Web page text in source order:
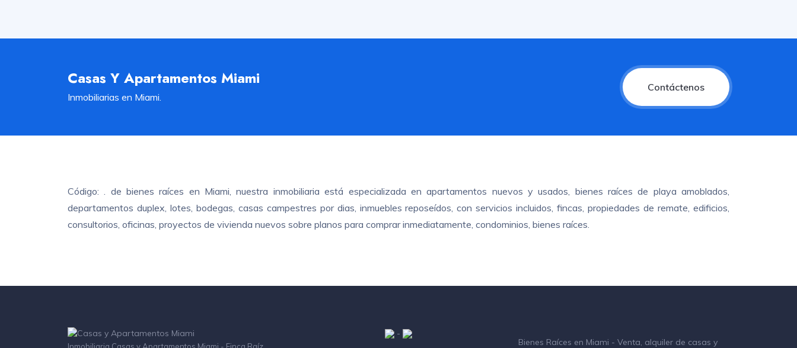
Casas Y Apartamentos Miami
Inmobiliarias en Miami.
Contáctenos
Código: . de bienes raíces en Miami, nuestra inmobiliaria está especializada en apartamentos nuevos y usados, bienes raíces de playa amoblados,
departamentos duplex, lotes, bodegas, casas campestres por dias, inmuebles reposeídos, con servicios incluidos, fincas, propiedades de remate, edificios,
consultorios, oficinas, proyectos de vivienda nuevos sobre planos para comprar inmediatamente, condominios, bienes raíces.
-
Bienes Raíces en Miami - Venta, alquiler de casas y